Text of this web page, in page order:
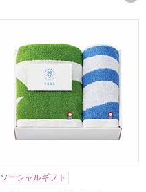
ソーシャルギフト